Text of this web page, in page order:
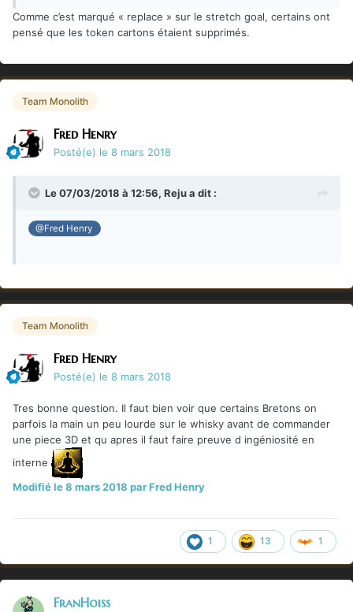
Comme c’est marqué « replace » sur le stretch goal, certains ont
pensé que les token cartons étaient supprimés.
Team Monolith
Fred Henry
Posté(e) le 8 mars 2018
Le 07/03/2018 à 12:56, Rejua dit :
@Fred Henry
Team Monolith
Fred Henry
Posté(e) le 8 mars 2018
Tres bonne question. Il faut bien voir que certains Bretons on
parfois la main un peu lourde sur le whisky avant de commander
une piece 3D et qu apres il faut faire preuve d ingéniosité en
interne
Modifiéle 8 mars 2018 par Fred Henry
1 13 1
FranHoiss